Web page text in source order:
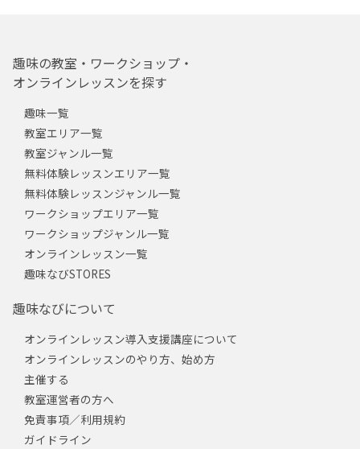
趣味の教室・ワークショップ・
オンラインレッスンを探す
趣味一覧
教室エリア一覧
教室ジャンル一覧
無料体験レッスンエリア一覧
無料体験レッスンジャンル一覧
ワークショップエリア一覧
ワークショップジャンル一覧
オンラインレッスン一覧
趣味なびSTORES
趣味なびについて
オンラインレッスン導入支援講座について
オンラインレッスンのやり方、始め方
主催する
教室運営者の方へ
免責事項／利用規約
ガイドライン